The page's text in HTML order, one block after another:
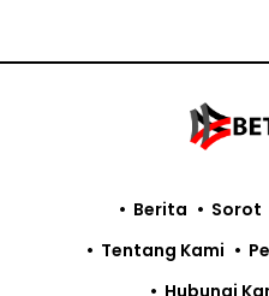
Berita Sorot
Tentang Kami
Hubungi